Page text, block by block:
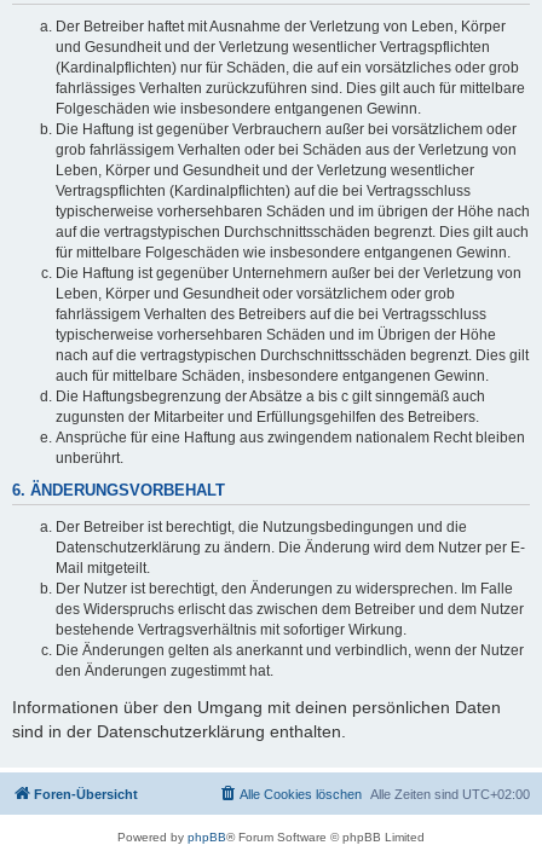
Der Betreiber haftet mit Ausnahme der Verletzung von Leben, Körper
und Gesundheit und der Verletzung wesentlicher Vertragspflichten
(Kardinalpflichten) nur für Schäden, die auf ein vorsätzliches oder grob
fahrlässiges Verhalten zurückzuführen sind. Dies gilt auch für mittelbare
Folgeschäden wie insbesondere entgangenen Gewinn.
Die Haftung ist gegenüber Verbrauchern außer bei vorsätzlichem oder
grob fahrlässigem Verhalten oder bei Schäden aus der Verletzung von
Leben, Körper und Gesundheit und der Verletzung wesentlicher
Vertragspflichten (Kardinalpflichten) auf die bei Vertragsschluss
typischerweise vorhersehbaren Schäden und im übrigen der Höhe nach
auf die vertragstypischen Durchschnittsschäden begrenzt. Dies gilt auch
für mittelbare Folgeschäden wie insbesondere entgangenen Gewinn.
Die Haftung ist gegenüber Unternehmern außer bei der Verletzung von
Leben, Körper und Gesundheit oder vorsätzlichem oder grob
fahrlässigem Verhalten des Betreibers auf die bei Vertragsschluss
typischerweise vorhersehbaren Schäden und im Übrigen der Höhe
nach auf die vertragstypischen Durchschnittsschäden begrenzt. Dies gilt
auch für mittelbare Schäden, insbesondere entgangenen Gewinn.
Die Haftungsbegrenzung der Absätze a bis c gilt sinngemäß auch
zugunsten der Mitarbeiter und Erfüllungsgehilfen des Betreibers.
Ansprüche für eine Haftung aus zwingendem nationalem Recht bleiben
unberührt.
6. ÄNDERUNGSVORBEHALT
Der Betreiber ist berechtigt, die Nutzungsbedingungen und die
Datenschutzerklärung zu ändern. Die Änderung wird dem Nutzer per E-
Mail mitgeteilt.
Der Nutzer ist berechtigt, den Änderungen zu widersprechen. Im Falle
des Widerspruchs erlischt das zwischen dem Betreiber und dem Nutzer
bestehende Vertragsverhältnis mit sofortiger Wirkung.
Die Änderungen gelten als anerkannt und verbindlich, wenn der Nutzer
den Änderungen zugestimmt hat.
Informationen über den Umgang mit deinen persönlichen Daten
sind in der Datenschutzerklärung enthalten.
Foren-Übersicht Alle Zeiten sind UTC+02:00
Alle Cookies löschen
Powered by phpBB® Forum Software © phpBB Limited